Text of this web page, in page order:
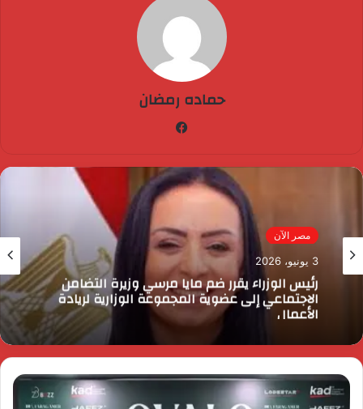
حماده رمضان
مصر الآن
3 يونيو، 2026
رئيس الوزراء يقرر ضم مايا مرسي وزيرة التضامن
الاجتماعي إلى عضوية المجموعة الوزارية لريادة
الأعمال